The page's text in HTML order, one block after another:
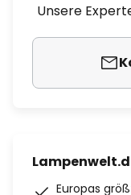
Unsere
Europas